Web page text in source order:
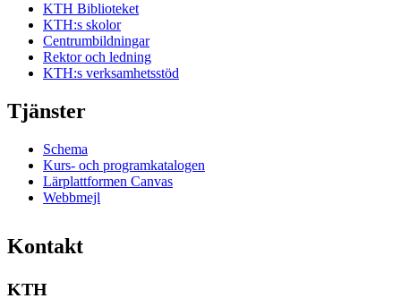
KTH Biblioteket
KTH:s skolor
Centrumbildningar
Rektor och ledning
KTH:s verksamhetsstöd
Tjänster
Schema
Kurs- och programkatalogen
Lärplattformen Canvas
Webbmejl
Kontakt
KTH